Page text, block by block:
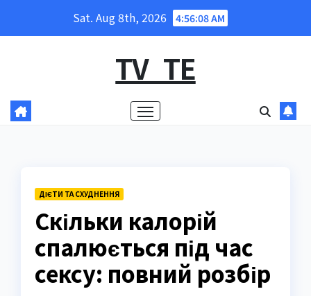
Sat. Aug 8th, 2026 4:56:09 AM
TV_TE
ДІЄТИ ТА СХУДНЕННЯ
Скільки калорій
спалюється під час
сексу: повний розбір